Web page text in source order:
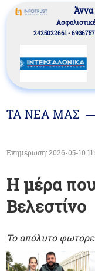
2425022661 -
ΤΑ ΝΕΑ ΜΑΣ
Ενημέρωση: 2026-05-10
Η μέρα
Βελεστίνο
Το απόλυτο